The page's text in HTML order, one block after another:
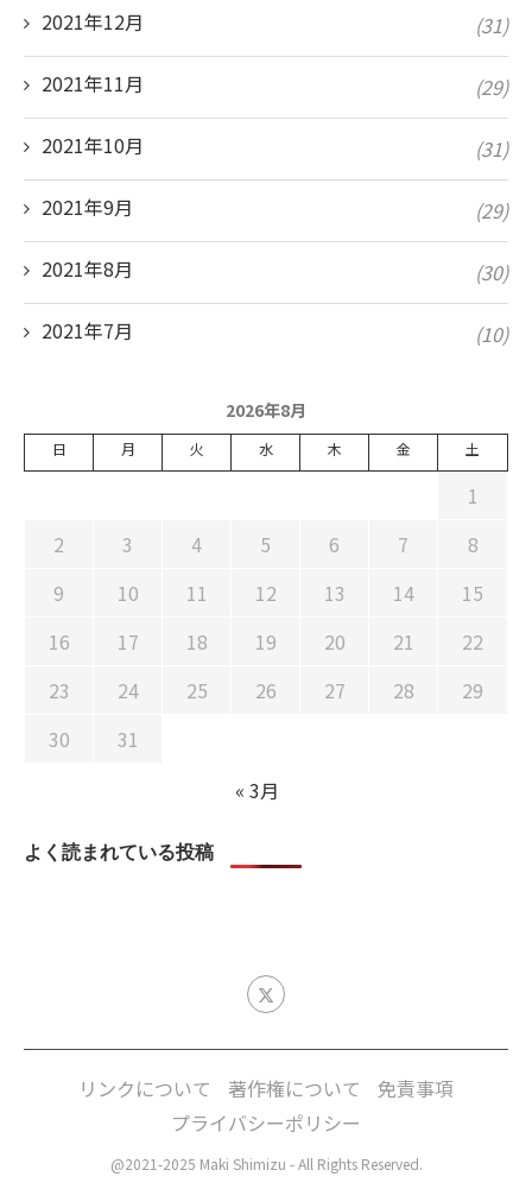
2021年12月 (31)
2021年11月 (29)
2021年10月 (31)
2021年9月 (29)
2021年8月 (30)
2021年7月 (10)
2026年8月
日 月 火 水 木 金 土
1
2
3 4 5 6 7
8
9
10 11 12 13 14
15
16
17 18 19 20 21
22
23
24 25 26 27 28
29
30
31
« 3月
よく読まれている投稿
リンクについて 著作権について
免責事項
プライバシーポリシー
@2021-2025 Maki Shimizu - All Rights Reserved.